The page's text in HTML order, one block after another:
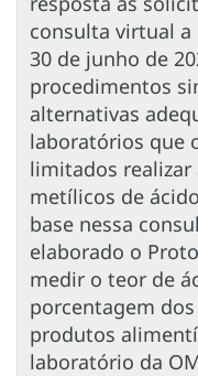
consulta virtual a
30 de junho de
procedimentos
alternativas
laboratórios que
limitados realizar
metílicos de
base nessa
elaborado o
medir o teor de
porcentagem
produtos
laboratório da